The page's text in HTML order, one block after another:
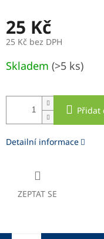
25 Kč
25 Kč bez DPH
cena:
Skladem (>5 ks)
Přidat
Detailní informace
ZEPTAT SE